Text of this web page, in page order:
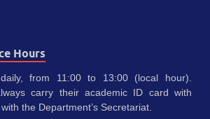
Hours
from 11:00 to 13:00 (local hour).
carry their academic ID card with
the Department’s Secretariat.